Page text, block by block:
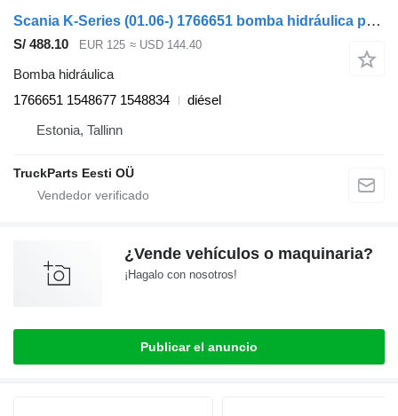
Scania K-Series (01.06-) 1766651 bomba hidráulica para Scania K,N,F-series bus (2006-) autobús
S/ 488.10 EUR 125 ≈ USD 144.40
Bomba hidráulica
1766651 1548677 1548834
diésel
Estonia, Tallinn
TruckParts Eesti OÜ
¿Vende vehículos o maquinaria?
¡Hagalo con nosotros!
Publicar el anuncio